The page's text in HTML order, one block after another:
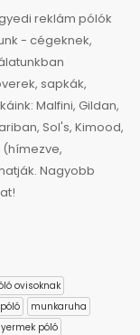
reklám pólók
- cégeknek,
sapkák,
Malfini, Gildan,
Sol's, Kimood,
Nagyobb
ovisoknak
munkaruha
póló